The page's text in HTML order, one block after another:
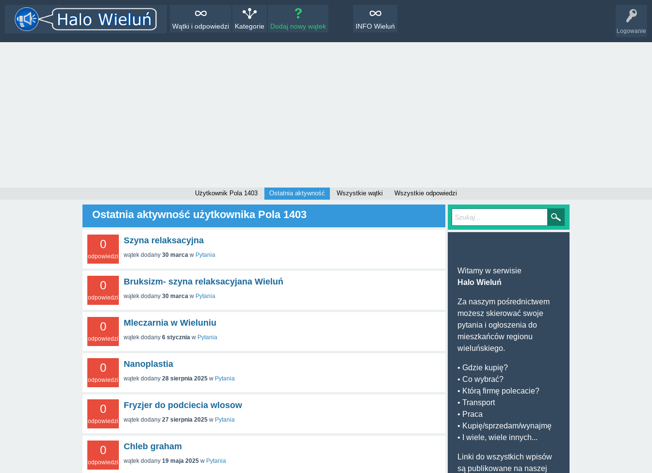
Logowanie
Wątki i odpowiedzi Kategorie Dodaj nowy wątek INFO Wieluń
Użytkownik Pola 1403 Ostatnia aktywność Wszystkie wątki Wszystkie odpowiedzi
Ostatnia aktywność użytkownika Pola 1403
0
odpowiedzi
Szyna relaksacyjna
wątek dodany 30 marca w Pytania
0
odpowiedzi
Bruksizm- szyna relaksacyjana Wieluń
wątek dodany 30 marca w Pytania
0
odpowiedzi
Mleczarnia w Wieluniu
wątek dodany 6 stycznia w Pytania
0
odpowiedzi
Nanoplastia
wątek dodany 28 sierpnia 2025 w Pytania
0
odpowiedzi
Fryzjer do podciecia wlosow
wątek dodany 27 sierpnia 2025 w Pytania
0
odpowiedzi
Chleb graham
wątek dodany 19 maja 2025 w Pytania
Witamy w serwisie
Halo Wieluń
Za naszym pośrednictwem
możesz skierować swoje
pytania i ogłoszenia do
mieszkańców regionu
wieluńskiego.
• Gdzie kupię?
• Co wybrać?
• Którą firmę polecacie?
• Transport
• Praca
• Kupię/sprzedam/wynajmę
• I wiele, wiele innych...
Linki do wszystkich wpisów
są publikowane na naszej